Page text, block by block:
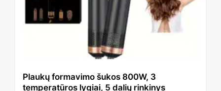
Plaukų formavimo šukos 800W, 3
temperatūros lygiai, 5 dalių rinkinys